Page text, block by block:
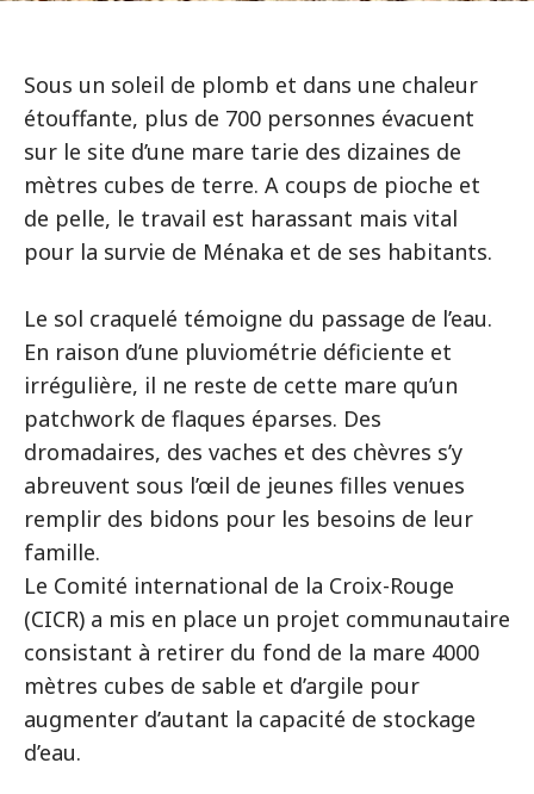
Sous un soleil de plomb et dans une chaleur
étouffante, plus de 700 personnes évacuent
sur le site d’une mare tarie des dizaines de
mètres cubes de terre. A coups de pioche et
de pelle, le travail est harassant mais vital
pour la survie de Ménaka et de ses habitants.
Le sol craquelé témoigne du passage de l’eau.
En raison d’une pluviométrie déficiente et
irrégulière, il ne reste de cette mare qu’un
patchwork de flaques éparses. Des
dromadaires, des vaches et des chèvres s’y
abreuvent sous l’œil de jeunes filles venues
remplir des bidons pour les besoins de leur
famille.
Le Comité international de la Croix-Rouge
(CICR) a mis en place un projet communautaire
consistant à retirer du fond de la mare 4000
mètres cubes de sable et d’argile pour
augmenter d’autant la capacité de stockage
d’eau.